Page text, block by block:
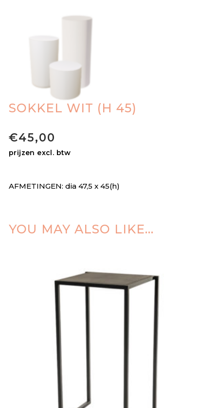
SOKKEL WIT (H 45)
€45,00
prijzen excl. btw
AFMETINGEN: dia 47,5 x 45(h)
YOU MAY ALSO LIKE…